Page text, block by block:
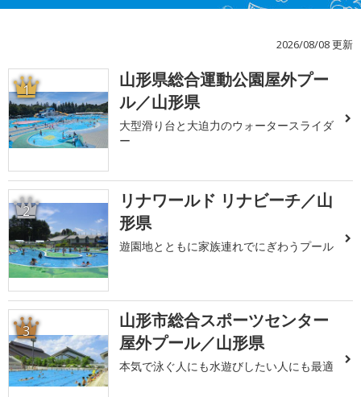
2026/08/08 更新
1
山形県総合運動公園屋外プー
ル／山形県
大型滑り台と大迫力のウォータースライダ
ー
2
リナワールド リナビーチ／山
形県
遊園地とともに家族連れでにぎわうプール
3
山形市総合スポーツセンター
屋外プール／山形県
本気で泳ぐ人にも水遊びしたい人にも最適